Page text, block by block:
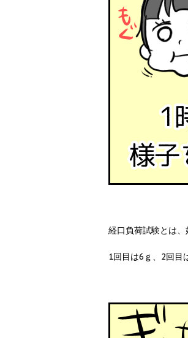
経口負荷試験とは
1回目は6ｇ、2回目